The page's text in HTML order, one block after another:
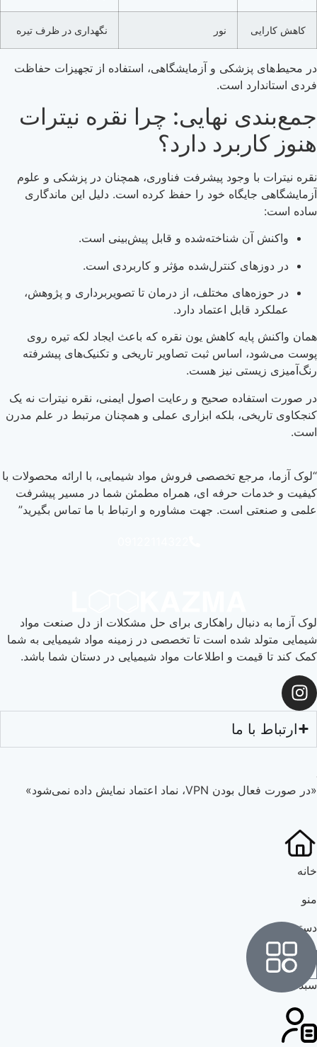
کاهش کارایی نور نگهداری در ظرف تیره
در محیط‌های پزشکی و آزمایشگاهی، استفاده از تجهیزات حفاظت
فردی استاندارد است.
جمع‌بندی نهایی: چرا نقره نیترات
هنوز کاربرد دارد؟
نقره نیترات با وجود پیشرفت فناوری، همچنان در پزشکی و علوم
آزمایشگاهی جایگاه خود را حفظ کرده است. دلیل این ماندگاری
ساده است:
واکنش آن شناخته‌شده و قابل پیش‌بینی است.
در دوزهای کنترل‌شده مؤثر و کاربردی است.
در حوزه‌های مختلف، از درمان تا تصویربرداری و پژوهش،
عملکرد قابل اعتماد دارد.
همان واکنش پایه کاهش یون نقره که باعث ایجاد لکه تیره روی
پوست می‌شود، اساس ثبت تصاویر تاریخی و تکنیک‌های پیشرفته
رنگ‌آمیزی زیستی نیز هست.
در صورت استفاده صحیح و رعایت اصول ایمنی، نقره نیترات نه یک
کنجکاوی تاریخی، بلکه ابزاری عملی و همچنان مرتبط در علم مدرن
است.
“لوک آزما، مرجع تخصصی فروش مواد شیمایی، با ارائه محصولات با
کیفیت و خدمات حرفه ای، همراه مطمئن شما در مسیر پیشرفت
علمی و صنعتی است. جهت مشاوره و ارتباط با ما تماس بگیرید”
لوک آزما به دنبال راهکاری برای حل مشکلات از دل صنعت مواد
شیمایی متولد شده است تا تخصصی در زمینه مواد شیمیایی به شما
کمک کند تا قیمت و اطلاعات مواد شیمیایی در دستان شما باشد.
ارتباط با ما
«در صورت فعال بودن VPN، نماد اعتماد نمایش داده نمی‌شود»
خانه
منو
دسته بندی
سبد خرید